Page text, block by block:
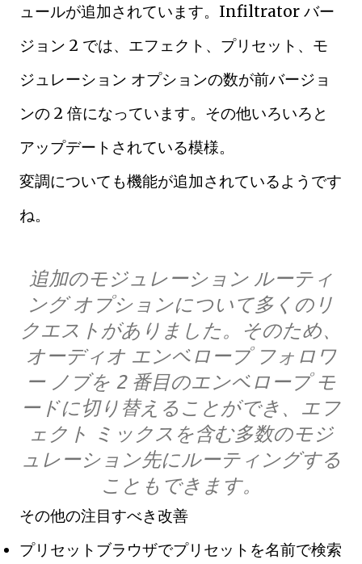
ュールが追加されています。Infiltrator バー
ジョン 2 では、エフェクト、プリセット、モ
ジュレーション オプションの数が前バージョ
ンの 2 倍になっています。その他いろいろと
アップデートされている模様。
変調についても機能が追加されているようです
ね。
追加のモジュレーション ルーティ
ング オプションについて多くのリ
クエストがありました。そのため、
オーディオ エンベロープ フォロワ
ー ノブを 2 番目のエンベロープ モ
ードに切り替えることができ、エフ
ェクト ミックスを含む多数のモジ
ュレーション先にルーティングする
こともできます。
その他の注目すべき改善
プリセットブラウザでプリセットを名前で検索